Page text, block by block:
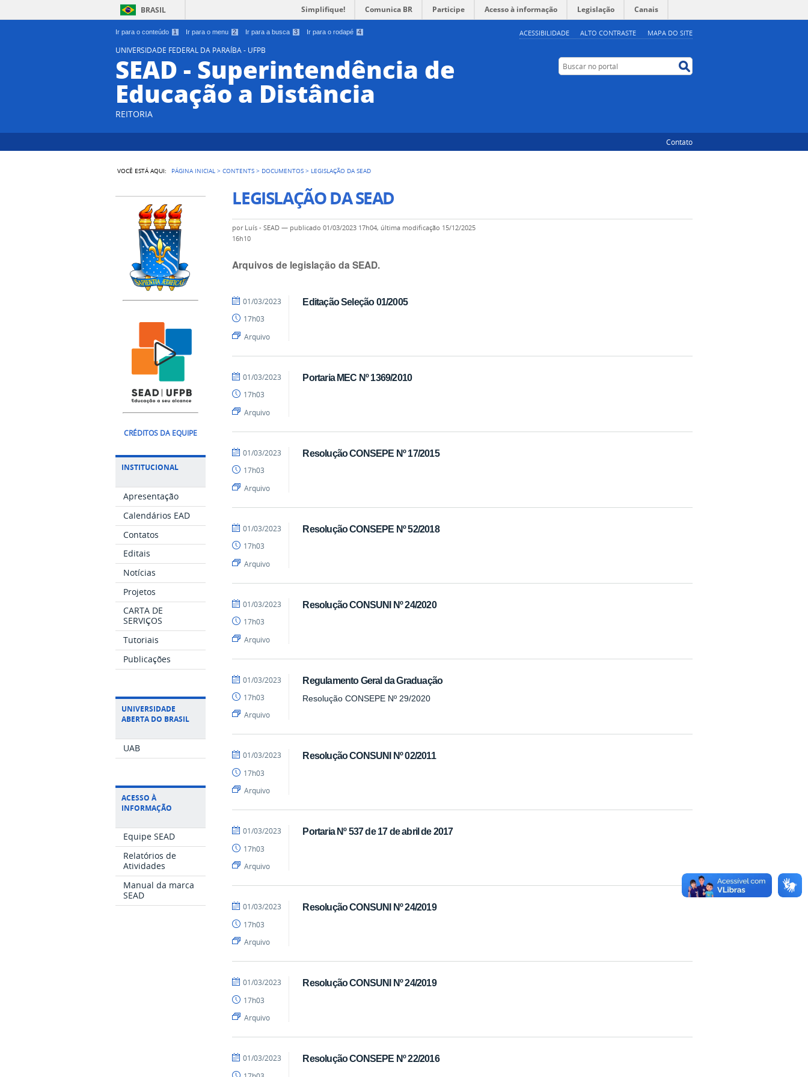
Ir para o conteúdo 1 Ir para o menu 2 Ir para a busca 3 Ir para o rodapé 4 ACESSIBILIDADE ALTO CONTRASTE MAPA DO SITE
BRASIL Simplifique! Comunica BR Participe Acesso à informação Legislação Canais
UNIVERSIDADE FEDERAL DA PARAÍBA - UFPB
SEAD - Superintendência de
Educação a Distância
REITORIA
Buscar no portal
Contato
VOCÊ ESTÁ AQUI: PÁGINA INICIAL >CONTENTS > DOCUMENTOS > LEGISLAÇÃO DA SEAD
CRÉDITOS DA EQUIPE
INSTITUCIONAL
Apresentação
Calendários EAD
Contatos
Editais
Notícias
Projetos
CARTA DE
SERVIÇOS
Tutoriais
Publicações
UNIVERSIDADE
ABERTA DO BRASIL
UAB
ACESSO À
INFORMAÇÃO
Equipe SEAD
Relatórios de
Atividades
Manual da marca
SEAD
LEGISLAÇÃO DA SEAD
por Luís - SEAD — publicado 01/03/2023 17h04, última modificação 15/12/2025
16h10
Arquivos de legislação da SEAD.
Editação Seleção 01/2005
por
-
SEAD
publicado
01/03/2023
17h03
Arquivo
Portaria MEC Nº 1369/2010
por
-
SEAD
publicado
01/03/2023
17h03
Arquivo
Resolução CONSEPE Nº 17/2015
por
-
SEAD
publicado
01/03/2023
17h03
Arquivo
Resolução CONSEPE Nº 52/2018
por
-
SEAD
publicado
01/03/2023
17h03
Arquivo
Resolução CONSUNI Nº 24/2020
por
-
SEAD
publicado
01/03/2023
17h03
Arquivo
Regulamento Geral da Graduação
Resolução CONSEPE Nº 29/2020
por
-
SEAD
publicado
01/03/2023
17h03
Arquivo
Resolução CONSUNI Nº 02/2011
por
-
SEAD
publicado
01/03/2023
17h03
Arquivo
Portaria Nº 537 de 17 de abril de 2017
por
-
SEAD
publicado
01/03/2023
17h03
Arquivo
Resolução CONSUNI Nº 24/2019
por
-
SEAD
publicado
01/03/2023
17h03
Arquivo
Resolução CONSUNI Nº 24/2019
por
-
SEAD
publicado
01/03/2023
17h03
Arquivo
Resolução CONSEPE Nº 22/2016
por
publicado
01/03/2023